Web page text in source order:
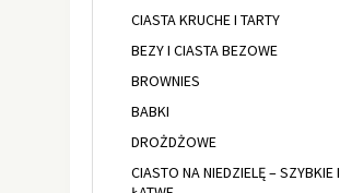
CIASTA KRUCHE I TARTY
BEZY I CIASTA BEZOWE
BROWNIES
BABKI
DROŻDŻOWE
CIASTO NA NIEDZIELĘ – SZYBKIE I